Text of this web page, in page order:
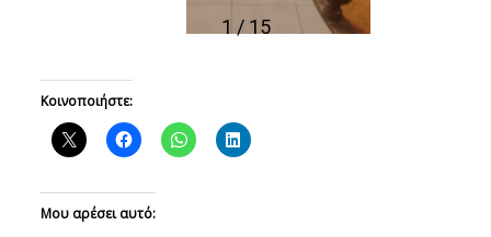
1 / 15
Κοινοποιήστε:
Μου αρέσει αυτό: